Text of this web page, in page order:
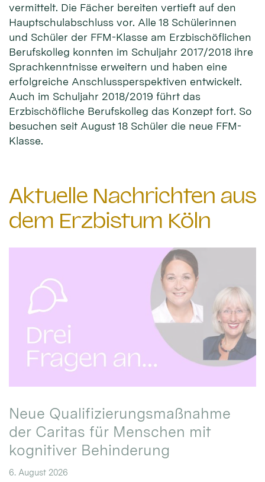
vermittelt. Die Fächer bereiten vertieft auf den
Hauptschulabschluss vor. Alle 18 Schülerinnen
und Schüler der FFM-Klasse am Erzbischöflichen
Berufskolleg konnten im Schuljahr 2017/2018 ihre
Sprachkenntnisse erweitern und haben eine
erfolgreiche Anschlussperspektiven entwickelt.
Auch im Schuljahr 2018/2019 führt das
Erzbischöfliche Berufskolleg das Konzept fort. So
besuchen seit August 18 Schüler die neue FFM-
Klasse.
Aktuelle Nachrichten aus
dem Erzbistum Köln
Neue Qualifizierungsmaßnahme
der Caritas für Menschen mit
kognitiver Behinderung
6. August 2026